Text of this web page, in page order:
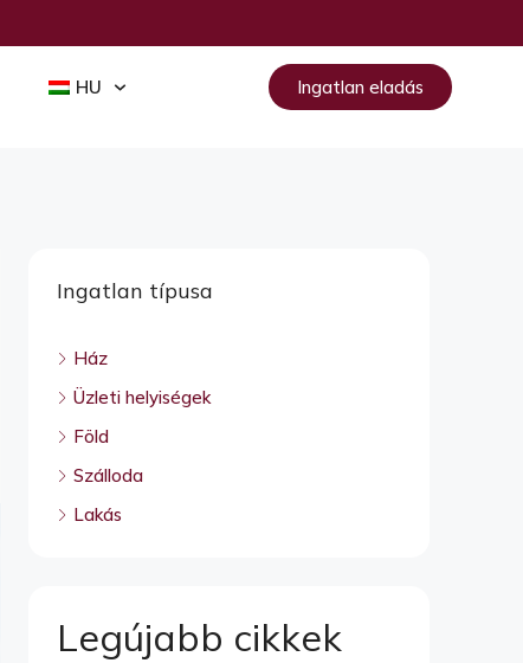
HU Ingatlan eladás
Ingatlan típusa
Ház
Üzleti helyiségek
Föld
Szálloda
Lakás
Legújabb cikkek